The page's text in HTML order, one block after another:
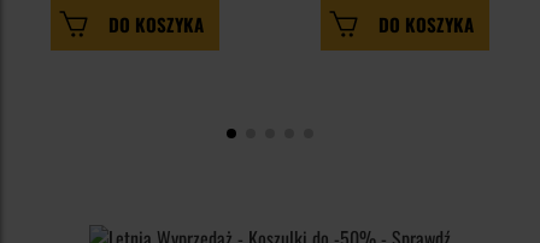
DO KOSZYKA DO KOSZYKA